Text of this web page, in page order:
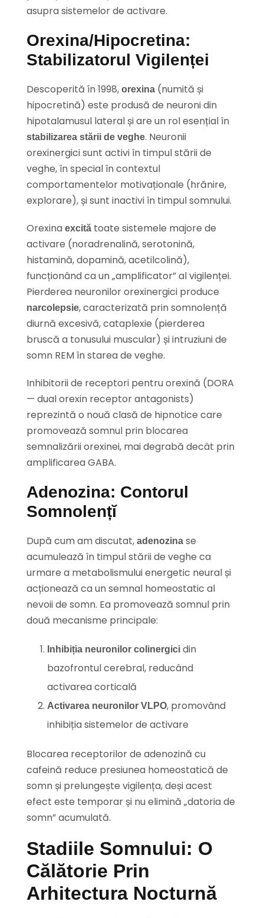
asupra sistemelor de activare.
Orexina/Hipocretina:
Stabilizatorul Vigilenței
Descoperită în 1998, orexina (numită și
hipocretină) este produsă de neuroni din
hipotalamusul lateral și are un rol esențial în
stabilizarea stării de veghe. Neuronii
orexinergici sunt activi în timpul stării de
veghe, în special în contextul
comportamentelor motivaționale (hrănire,
explorare), și sunt inactivi în timpul somnului.
Orexina excită toate sistemele majore de
activare (noradrenalină, serotonină,
histamină, dopamină, acetilcolină),
funcționând ca un „amplificator” al vigilenței.
Pierderea neuronilor orexinergici produce
narcolepsie, caracterizată prin somnolență
diurnă excesivă, cataplexie (pierderea
bruscă a tonusului muscular) și intruziuni de
somn REM în starea de veghe.
Inhibitorii de receptori pentru orexină (DORA
— dual orexin receptor antagonists)
reprezintă o nouă clasă de hipnotice care
promovează somnul prin blocarea
semnalizării orexinei, mai degrabă decât prin
amplificarea GABA.
Adenozina: Contorul
Somnolențĭ
După cum am discutat, adenozina se
acumulează în timpul stării de veghe ca
urmare a metabolismului energetic neural și
acționează ca un semnal homeostatic al
nevoii de somn. Ea promovează somnul prin
două mecanisme principale:
Inhibiția neuronilor colinergici din
bazofrontul cerebral, reducând
activarea corticală
Activarea neuronilor VLPO, promovând
inhibiția sistemelor de activare
Blocarea receptorilor de adenozină cu
cafeină reduce presiunea homeostatică de
somn și prelungește vigilența, deși acest
efect este temporar și nu elimină „datoria de
somn” acumulată.
Stadiile Somnului: O
Călătorie Prin
Arhitectura Nocturnă